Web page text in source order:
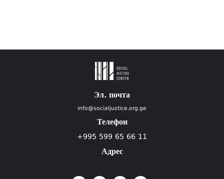
Эл. почта
info@socialjustice.org.ge
Телефон
+995 599 65 66 11
Адрес